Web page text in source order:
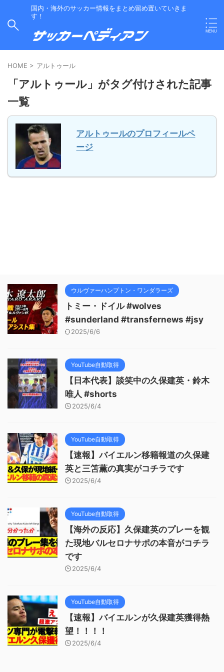
国内・海外のサッカー情報をまとめ留め置いていきま
す！
HOME > アルトゥール
「アルトゥール」がタグ付けされた記事
一覧
アルトゥールのプロフィールペ
ージ
ウルヴァーハンプトン・ワンダラーズ
トミー・ドイル #wolves
#sunderland #transfernews #jsy
2025/6/6
YouTube自動取得
【日本代表】談笑中の久保建英・鈴木
唯人 #shorts
2025/6/4
YouTube自動取得
【速報】バイエルン移籍報道の久保建
英と三笘薫の真実がコチラです
2025/6/4
YouTube自動取得
【海外の反応】久保建英のプレーを観
た現地バルセロナサポの本音がコチラ
です
2025/6/4
YouTube自動取得
【速報】バイエルンが久保建英獲得熱
望！！！！
2025/6/4